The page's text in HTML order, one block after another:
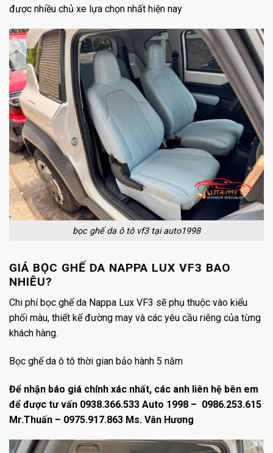
được nhiều chủ xe lựa chọn nhất hiện nay
bọc ghế da ô tô vf3 tại auto1998
GIÁ BỌC GHẾ DA NAPPA LUX VF3 BAO
NHIÊU?
Chi phí bọc ghế da Nappa Lux VF3 sẽ phụ thuộc vào kiểu
phối màu, thiết kế đường may và các yêu cầu riêng của từng
khách hàng.
Bọc ghế da ô tô thời gian bảo hành 5 năm
Để nhận báo giá chính xác nhất, các anh liên hệ bên em
để được tư vấn 0938.366.533 Auto 1998 – 0986.253.615
Mr.Thuấn – 0975.917.863 Ms. Vân Hương